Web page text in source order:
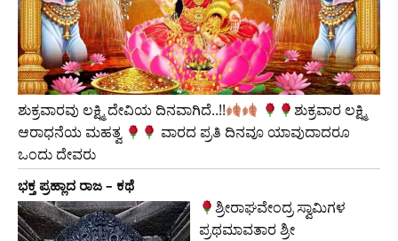
ಶುಕ್ರವಾರವು ಲಕ್ಷ್ಮಿ ದೇವಿಯ ದಿನವಾಗಿದೆ..!!
​ಶುಕ್ರವಾರ ಲಕ್ಷ್ಮಿ
ಆರಾಧನೆಯ ಮಹತ್ವ
ವಾರದ ಪ್ರತಿ ದಿನವೂ ಯಾವುದಾದರೂ
ಒಂದು ದೇವರು
ಭಕ್ತ ಪ್ರಹ್ಲಾದ ರಾಜ – ಕಥೆ
ಶ್ರೀರಾಘವೇಂದ್ರ ಸ್ವಾಮಿಗಳ
ಪ್ರಥಮಾವತಾರ ಶ್ರೀ